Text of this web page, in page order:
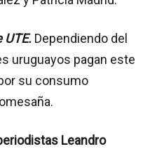
UTE. Dependiendo del
uruguayos pagan este
su consumo
Leandro